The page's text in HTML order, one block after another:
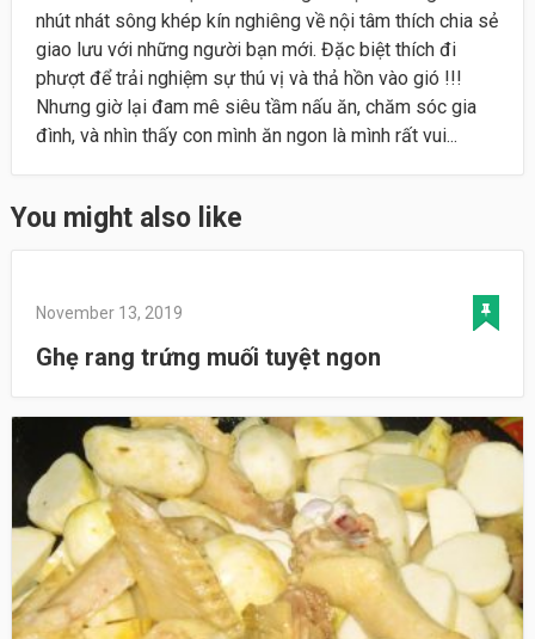
nhút nhát sông khép kín nghiêng về nội tâm thích chia sẻ
giao lưu với những người bạn mới. Đặc biệt thích đi
phượt để trải nghiệm sự thú vị và thả hồn vào gió !!!
Nhưng giờ lại đam mê siêu tầm nấu ăn, chăm sóc gia
đình, và nhìn thấy con mình ăn ngon là mình rất vui...
You might also like
November 13, 2019
Ghẹ rang trứng muối tuyệt ngon